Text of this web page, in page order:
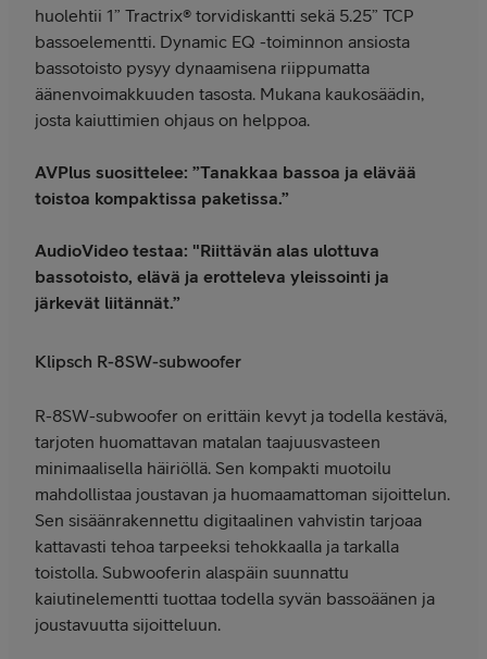
huolehtii 1” Tractrix® torvidiskantti sekä 5.25” TCP
bassoelementti. Dynamic EQ -toiminnon ansiosta
bassotoisto pysyy dynaamisena riippumatta
äänenvoimakkuuden tasosta. Mukana kaukosäädin,
josta kaiuttimien ohjaus on helppoa.
AVPlus suosittelee: ”Tanakkaa bassoa ja elävää
toistoa kompaktissa paketissa.”
AudioVideo testaa: "Riittävän alas ulottuva
bassotoisto, elävä ja erotteleva yleissointi ja
järkevät liitännät.”
Klipsch R-8SW-subwoofer
R-8SW-subwoofer on erittäin kevyt ja todella kestävä,
tarjoten huomattavan matalan taajuusvasteen
minimaalisella häiriöllä. Sen kompakti muotoilu
mahdollistaa joustavan ja huomaamattoman sijoittelun.
Sen sisäänrakennettu digitaalinen vahvistin tarjoaa
kattavasti tehoa tarpeeksi tehokkaalla ja tarkalla
toistolla. Subwooferin alaspäin suunnattu
kaiutinelementti tuottaa todella syvän bassoäänen ja
joustavuutta sijoitteluun.